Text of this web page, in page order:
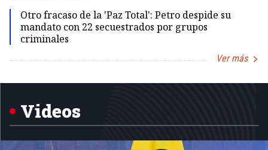
Otro fracaso de la 'Paz Total': Petro despide su
mandato con 22 secuestrados por grupos
criminales
Ver más
1
Videos